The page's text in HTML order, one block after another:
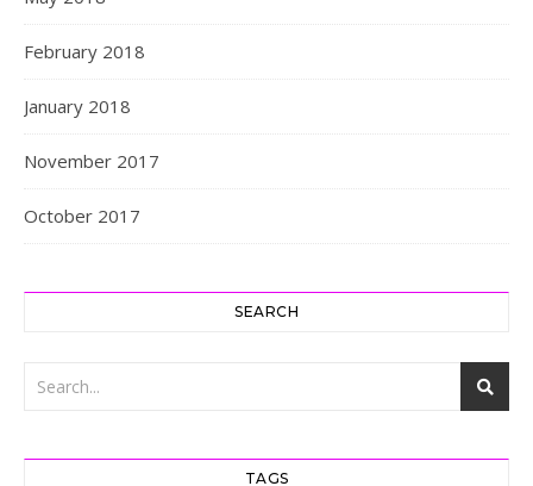
February 2018
January 2018
November 2017
October 2017
SEARCH
TAGS